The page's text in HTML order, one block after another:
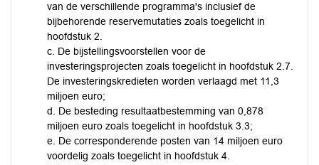
van de verschillende programma's inclusief de
bijbehorende reservemutaties zoals toegelicht in
hoofdstuk 2.
c. De bijstellingsvoorstellen voor de
investeringsprojecten zoals toegelicht in hoofdstuk 2.7.
De investeringskredieten worden verlaagd met 11,3
miljoen euro;
d. De besteding resultaatbestemming van 0,878
miljoen euro zoals toegelicht in hoofdstuk 3.3;
e. De corresponderende posten van 14 miljoen euro
voordelig zoals toegelicht in hoofdstuk 4.